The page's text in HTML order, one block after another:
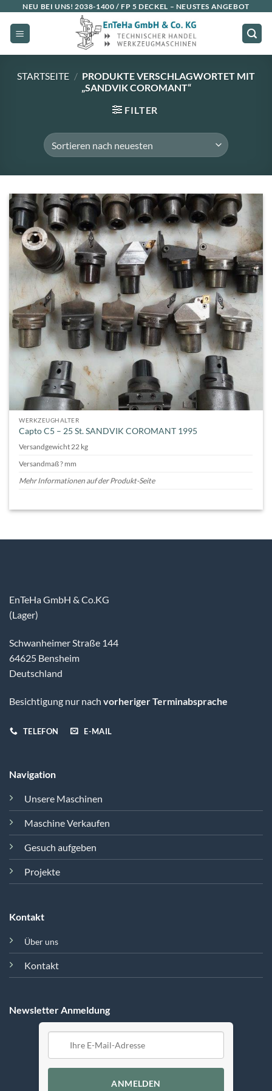
Inhalt
springen
NEU BEI UNS! 2038-1400 / FP 5 DECKEL – NEUSTES ANGEBOT
STARTSEITE / PRODUKTE VERSCHLAGWORTET MIT
„SANDVIK COROMANT“
FILTER
WERKZEUGHALTER
Capto C5 – 25 St. SANDVIK COROMANT 1995
Versandgewicht 22 kg
Versandmaß ? mm
Mehr Informationen auf der Produkt-Seite
EnTeHa GmbH & Co.KG
(Lager)
Schwanheimer Straße 144
64625 Bensheim
Deutschland
Besichtigung nur nach vorheriger Terminabsprache
TELEFON E-MAIL
Navigation
Unsere Maschinen
Maschine Verkaufen
Gesuch aufgeben
Projekte
Kontakt
Über uns
Kontakt
Newsletter Anmeldung
ANMELDEN